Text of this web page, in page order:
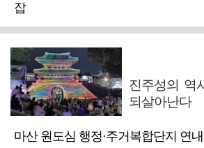
잡
진주성의 역
되살아난다
마산 원도심 행정·주거복합단지 연